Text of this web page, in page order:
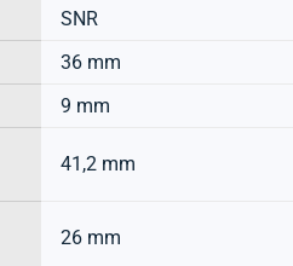
SNR
36 mm
9 mm
41,2 mm
26 mm